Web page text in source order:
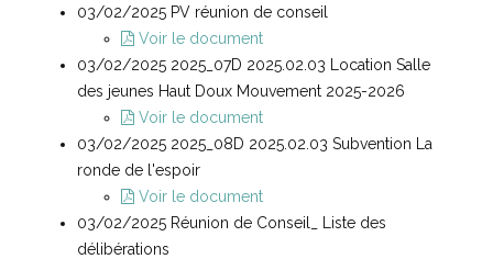
03/02/2025 PV réunion de conseil
Voir le document
03/02/2025 2025_07D 2025.02.03 Location Salle
des jeunes Haut Doux Mouvement 2025-2026
Voir le document
03/02/2025 2025_08D 2025.02.03 Subvention La
ronde de l'espoir
Voir le document
03/02/2025 Réunion de Conseil_ Liste des
délibérations